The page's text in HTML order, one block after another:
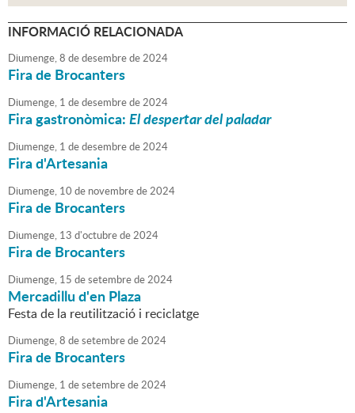
INFORMACIÓ RELACIONADA
Diumenge,8 dedesembrede2024
Fira de Brocanters
Diumenge, 1 dedesembrede2024
Fira gastronòmica:El despertar del paladar
Diumenge, 1 dedesembrede2024
Fira d'Artesania
Diumenge, 10 de novembrede2024
Fira de Brocanters
Diumenge, 13 d'octubrede2024
Fira de Brocanters
Diumenge, 15 desetembrede2024
Mercadillu d'en Plaza
Festa de la reutilització i reciclatge
Diumenge,8 desetembrede2024
Fira de Brocanters
Diumenge, 1 desetembrede2024
Fira d'Artesania